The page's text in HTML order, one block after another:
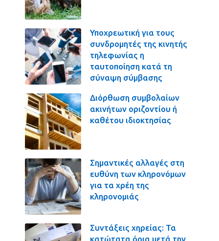
Υποχρεωτική για τους
συνδρομητές της κινητής
τηλεφωνίας η
ταυτοποίηση κατά τη
σύναψη σύμβασης
Διόρθωση συμβολαίων
ακινήτων οριζοντίου ή
καθέτου ιδιοκτησίας
Σημαντικές αλλαγές στη
ευθύνη των κληρονόμων
για τα χρέη της
κληρονομιάς
Συντάξεις χηρείας: Τα
κατώτατα όρια μετά την